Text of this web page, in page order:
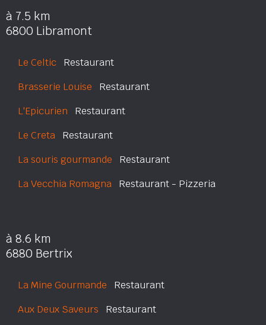
à 7.5 km
6800 Libramont
Le Celtic Restaurant
Brasserie Louise Restaurant
L'Epicurien Restaurant
Le Creta Restaurant
La souris gourmande Restaurant
La Vecchia Romagna Restaurant - Pizzeria
à 8.6 km
6880 Bertrix
La Mine Gourmande Restaurant
Aux Deux Saveurs Restaurant